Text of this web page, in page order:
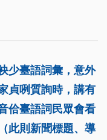
少臺語詞彙，意外
貞咧質詢時，講有
佮臺語詞民眾會看
此則新聞標題、導